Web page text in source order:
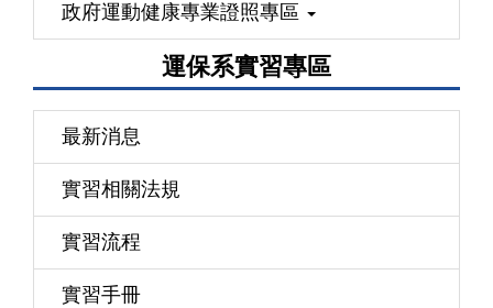
政府運動健康專業證照專區
運保系實習專區
最新消息
實習相關法規
實習流程
實習手冊